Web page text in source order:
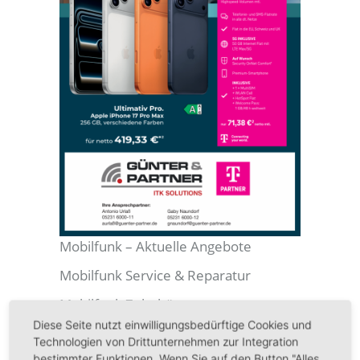
Mobilfunk – Aktuelle Angebote
Mobilfunk Service & Reparatur
Mobilfunk Zubehör
Mobilfunk Mehrwert
Diese Seite nutzt einwilligungsbedürftige Cookies und
Technologien von Drittunternehmen zur Integration